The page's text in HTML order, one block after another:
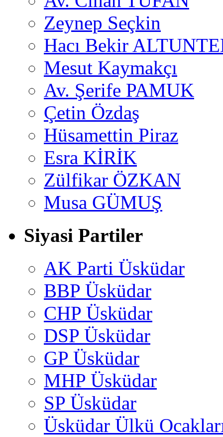
Zeynep Seçkin
Hacı Bekir
Mesut Kaymakçı
Av. Şerife PAMUK
Çetin Özdaş
Hüsamettin Piraz
Esra KİRİK
Zülfikar ÖZKAN
Musa GÜMUŞ
Siyasi Partiler
AK Parti Üsküdar
BBP Üsküdar
CHP Üsküdar
DSP Üsküdar
GP Üsküdar
MHP Üsküdar
SP Üsküdar
Üsküdar Ülkü